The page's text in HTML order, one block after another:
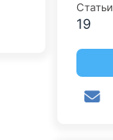
Статьи
19